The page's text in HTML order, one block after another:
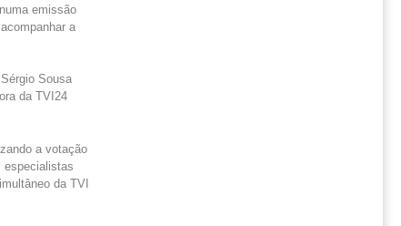
emissão
a
Sousa
da TVI24
a votação
especialistas
da TVI